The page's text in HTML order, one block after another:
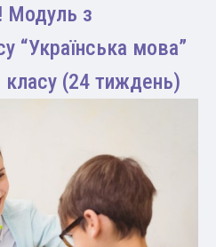
Модуль з
“Українська мова”
класу (24 тиждень)